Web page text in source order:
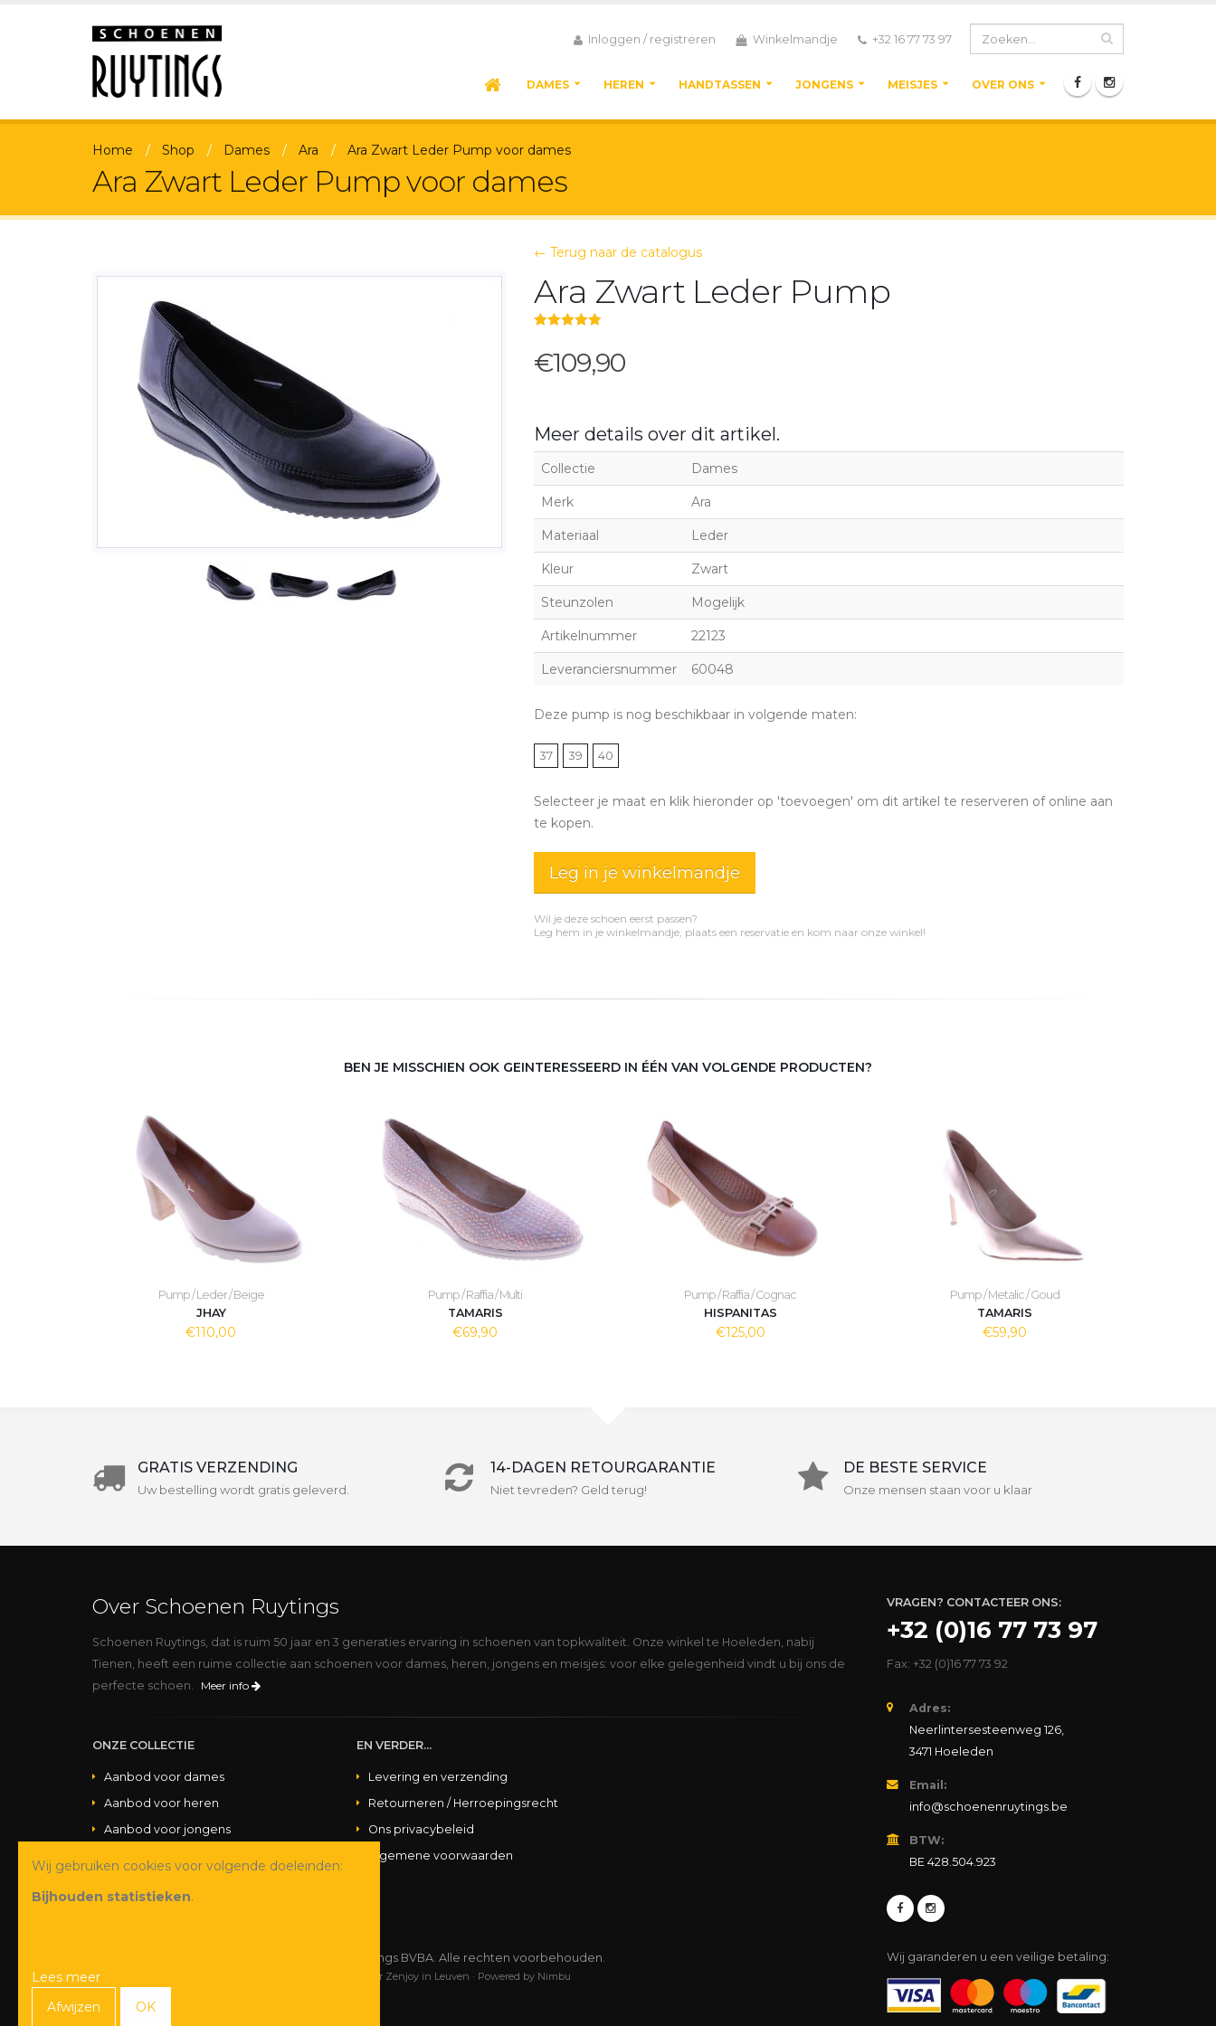
Inloggen / registreren Winkelmandje +32 16 77 73 97
DAMES HEREN HANDTASSEN JONGENS MEISJES OVER ONS
Home Shop Dames Ara Ara Zwart Leder Pump voor dames
Ara Zwart Leder Pump voor dames
← Terug naar de catalogus
Ara Zwart Leder Pump
€109,90
Meer details over dit artikel.
Collectie Dames
Merk Ara
Materiaal Leder
Kleur Zwart
Steunzolen Mogelijk
Artikelnummer 22123
Leveranciersnummer 60048
Deze pump is nog beschikbaar in volgende maten:
37 39 40
Selecteer je maat en klik hieronder op 'toevoegen' om dit artikel te reserveren of online aan
te kopen.
Leg in je winkelmandje
Wil je deze schoen eerst passen?
Leg hem in je winkelmandje, plaats een reservatie en kom naar onze winkel!
BEN JE MISSCHIEN OOK GEINTERESSEERD IN ÉÉN VAN VOLGENDE PRODUCTEN?
Pump / Leder / Beige
JHAY
€110,00
Pump / Raffia / Multi
TAMARIS
€69,90
Pump / Raffia / Cognac
HISPANITAS
€125,00
Pump / Metalic / Goud
TAMARIS
€59,90
GRATIS VERZENDING
Uw bestelling wordt gratis geleverd.
14-DAGEN RETOURGARANTIE
Niet tevreden? Geld terug!
DE BESTE SERVICE
Onze mensen staan voor u klaar
Over Schoenen Ruytings
Schoenen Ruytings, dat is ruim 50 jaar en 3 generaties ervaring in schoenen van topkwaliteit. Onze winkel te Hoeleden, nabij
Tienen, heeft een ruime collectie aan schoenen voor dames, heren, jongens en meisjes: voor elke gelegenheid vindt u bij ons de
perfecte schoen.
Meer info
ONZE COLLECTIE
Aanbod voor dames
Aanbod voor heren
Aanbod voor jongens
EN VERDER...
Levering en verzending
Retourneren / Herroepingsrecht
Ons privacybeleid
Algemene voorwaarden
VRAGEN? CONTACTEER ONS:
+32 (0)16 77 73 97
Fax: +32 (0)16 77 73 92
Adres:
Neerlintersesteenweg 126,
3471 Hoeleden
Email:
info@schoenenruytings.be
BTW:
BE 428.504.923
© Copyright 2026 Schoenen Ruytings BVBA. Alle rechten voorbehouden.
door Zenjoy in Leuven · Powered by Nimbu
Wij garanderen u een veilige betaling:
Wij gebruiken cookies voor volgende doeleinden:
Bijhouden statistieken.
Lees meer
Afwijzen
OK